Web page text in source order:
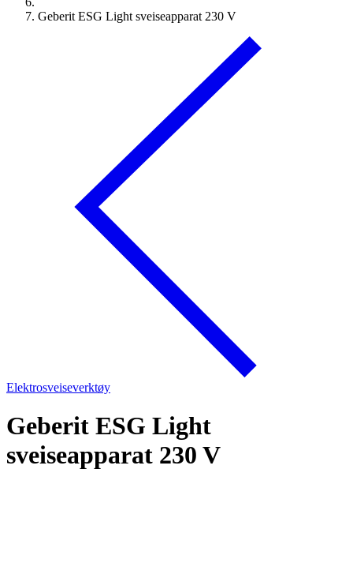
Geberit ESG Light sveiseapparat 230 V
Elektrosveiseverktøy
Geberit ESG Light
sveiseapparat 230 V